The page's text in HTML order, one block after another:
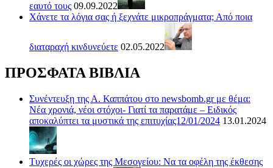
εαυτό τους 09.09.2022
Χάνετε τα λόγια σας ή ξεχνάτε μικροπράγματα; Από ποια
διαταραχή κινδυνεύετε 02.05.2022
ΠΡΟΣΦΑΤΑ ΒΙΒΛΙΑ
Συνέντευξη της Α. Καππάτου στο newsbomb.gr με θέμα:
Νέα χρονιά, νέοι στόχοι- Γιατί τα παρατάμε – Ειδικός
αποκαλύπτει τα μυστικά της επιτυχίας12/01/2024 13.01.2024
Τυχερές οι χώρες της Μεσογείου: Να τα οφέλη της έκθεσης